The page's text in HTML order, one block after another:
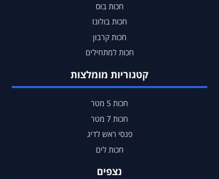
חכות בוס
חכות בולונז
חכות קרבון
חכות למתחילים
קטגוריות מומלצות
חכות 5 מטר
חכות 7 מטר
פנסי ראש לדיג
חכות לים
נצפים